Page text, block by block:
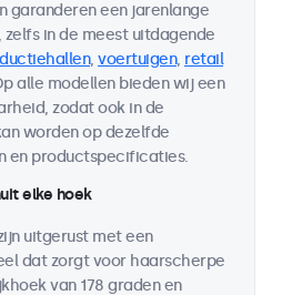
garanderen een jarenlange
in de meest uitdagende
, voertuigen, retail
alle modellen bieden wij een
zodat ook in de
worden op dezelfde
en productspecificaties.
elke hoek
uitgerust met een
dat zorgt voor haarscherpe
van 178 graden en